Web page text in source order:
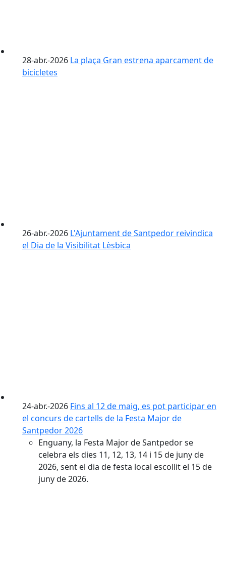
28-abr.-2026 La plaça Gran estrena aparcament de
bicicletes
26-abr.-2026 L'Ajuntament de Santpedor reivindica
el Dia de la Visibilitat Lèsbica
24-abr.-2026 Fins al 12 de maig, es pot participar en
el concurs de cartells de la Festa Major de
Santpedor 2026
Enguany, la Festa Major de Santpedor se
celebra els dies 11, 12, 13, 14 i 15 de juny de
2026, sent el dia de festa local escollit el 15 de
juny de 2026.